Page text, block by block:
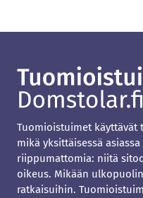
Tuomioistuimet käyttävät
mikä yksittäisessä
riippumattomia: niitä
oikeus. Mikään
ratkaisuihin.